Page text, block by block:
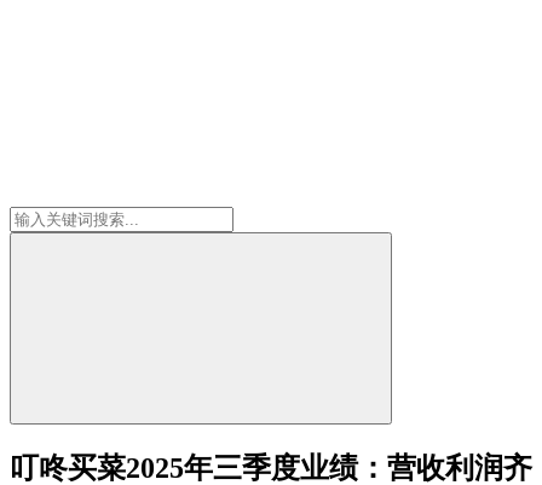
叮咚买菜2025年三季度业绩：营收利润齐